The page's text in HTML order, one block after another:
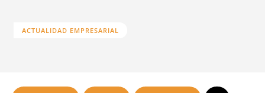
ACTUALIDAD EMPRESARIAL